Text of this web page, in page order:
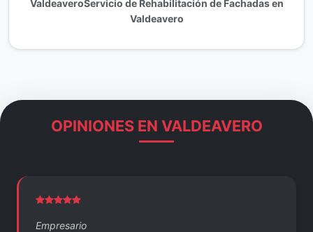
ValdeaveroServicio de Rehabilitación de Fachadas en
Valdeavero
OPINIONES EN VALDEAVERO
Empresario